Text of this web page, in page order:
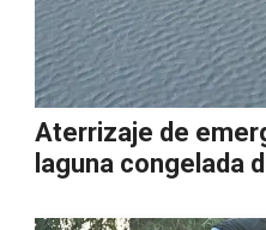
Aterrizaje de
laguna congelada